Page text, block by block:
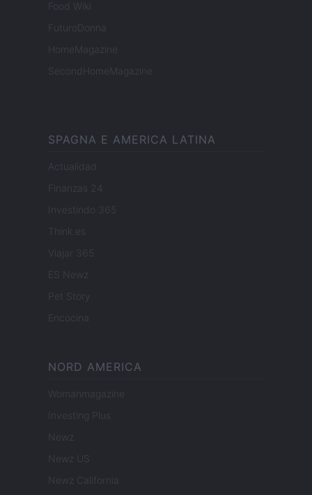
Food Wiki
FuturoDonna
HomeMagazine
SecondHomeMagazine
SPAGNA E AMERICA LATINA
Actualidad
Finanzas 24
Investindo 365
Think.es
Viajar 365
ES Newz
Pet Story
Encocina
NORD AMERICA
Womanmagazine
Investing Plus
Newz
Newz US
Newz California